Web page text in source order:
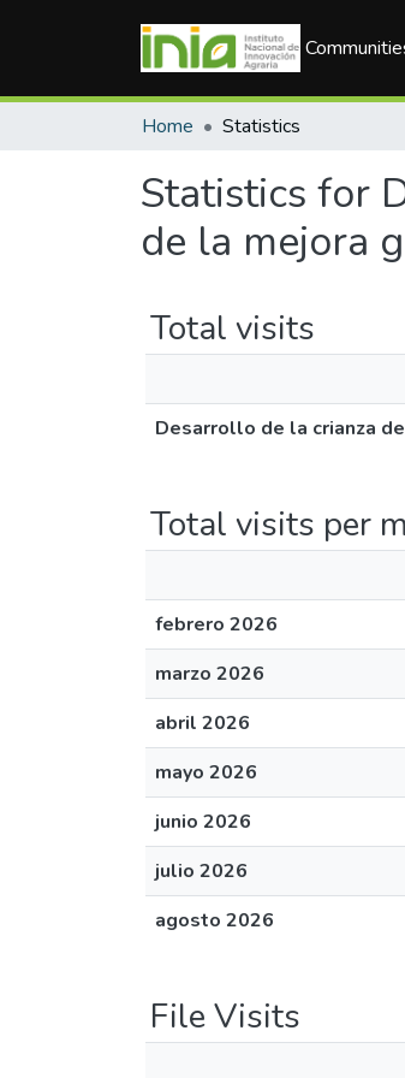
Home Statistics
Statistics for
de la mejora
Total visits
Desarrollo de la crianza
Total visits per
febrero 2026
marzo 2026
abril 2026
mayo 2026
junio 2026
julio 2026
agosto 2026
File Visits